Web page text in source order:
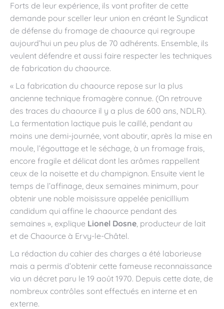
Forts de leur expérience, ils vont profiter de cette
demande pour sceller leur union en créant le Syndicat
de défense du fromage de chaource qui regroupe
aujourd’hui un peu plus de 70 adhérents. Ensemble, ils
veulent défendre et aussi faire respecter les techniques
de fabrication du chaource.
« La fabrication du chaource repose sur la plus
ancienne technique fromagère connue. (On retrouve
des traces du chaource il y a plus de 600 ans, NDLR).
La fermentation lactique puis le caillé, pendant au
moins une demi-journée, vont aboutir, après la mise en
moule, l’égouttage et le séchage, à un fromage frais,
encore fragile et délicat dont les arômes rappellent
ceux de la noisette et du champignon. Ensuite vient le
temps de l’affinage, deux semaines minimum, pour
obtenir une noble moisissure appelée penicillium
candidum qui affine le chaource pendant des
semaines », explique Lionel Dosne, producteur de lait
et de Chaource à Ervy-le-Châtel.
La rédaction du cahier des charges a été laborieuse
mais a permis d’obtenir cette fameuse reconnaissance
via un décret paru le 19 août 1970. Depuis cette date, de
nombreux contrôles sont effectués en interne et en
externe.